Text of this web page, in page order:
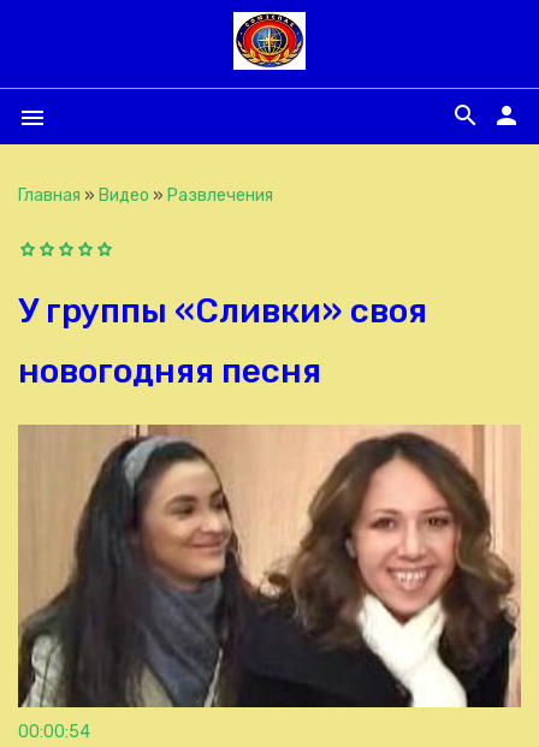
menu person
search
Главная » Видео » Развлечения
У группы «Сливки» своя
новогодняя песня
00:00:54